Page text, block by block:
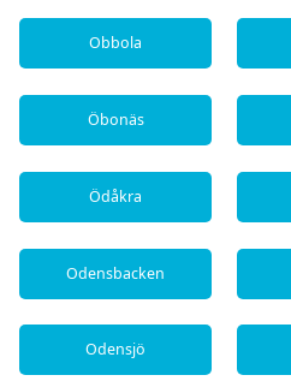
Obbola
Öbonäs
Ödåkra
Odensbacken
Odensjö